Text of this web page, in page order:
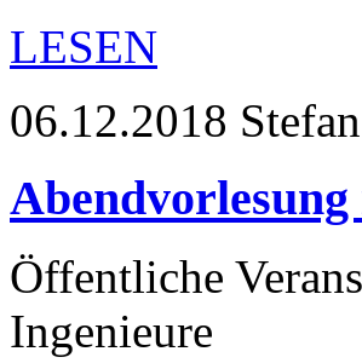
LESEN
06.12.2018
Öffentliche
Ingenieure